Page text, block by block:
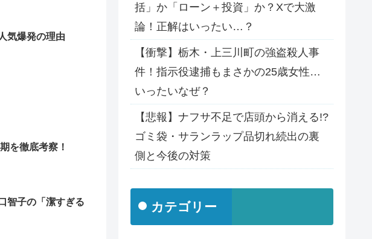
気爆発の理由
を徹底考察！
智子の「潔すぎる
括」か「ローン＋投資」か？Xで大激
論！正解はいったい…？
【衝撃】栃木・上三川町の強盗殺人事
件！指示役逮捕もまさかの25歳女性…
いったいなぜ？
【悲報】ナフサ不足で店頭から消える!?
ゴミ袋・サランラップ品切れ続出の裏
側と今後の対策
カテゴリー